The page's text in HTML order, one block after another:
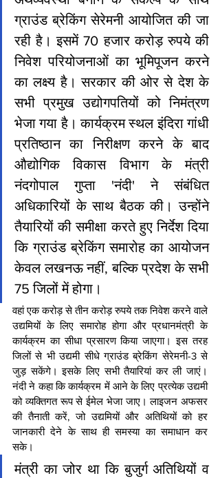
ग्राउंड ब्रेकिंग सेरेमनी आयोजित की जा
रही है। इसमें 70 हजार करोड़ रुपये की
निवेश परियोजनाओं का भूमिपूजन करने
का लक्ष्य है। सरकार की ओर से देश के
सभी प्रमुख उद्योगपतियों को निमंत्रण
भेजा गया है। कार्यक्रम स्थल इंदिरा गांधी
प्रतिष्ठान का निरीक्षण करने के बाद
औद्योगिक विकास विभाग के मंत्री
नंदगोपाल गुप्ता 'नंदी' ने संबंधित
अधिकारियों के साथ बैठक की। उन्होंने
तैयारियों की समीक्षा करते हुए निर्देश दिया
कि ग्राउंड ब्रेकिंग समारोह का आयोजन
केवल लखनऊ नहीं, बल्कि प्रदेश के सभी
75 जिलों में होगा।
वहां एक करोड़ से तीन करोड़ रुपये तक निवेश करने वाले
उद्यमियों के लिए समारोह होगा और प्रधानमंत्री के
कार्यक्रम का सीधा प्रसारण किया जाएगा। इस तरह
जिलों से भी उद्यमी सीधे ग्राउंड ब्रेकिंग सेरेमनी-3 से
जुड़ सकेंगे। इसके लिए सभी तैयारियां कर ली जाएं।
नंदी ने कहा कि कार्यक्रम में आने के लिए प्रत्येक उद्यमी
को व्यक्तिगत रूप से ईमेल भेजा जाए। लाइजन अफसर
की तैनाती करें, जो उद्यमियों और अतिथियों को हर
जानकारी देने के साथ ही समस्या का समाधान कर
सके।
मंत्री का जोर था कि बुजुर्ग अतिथियों व